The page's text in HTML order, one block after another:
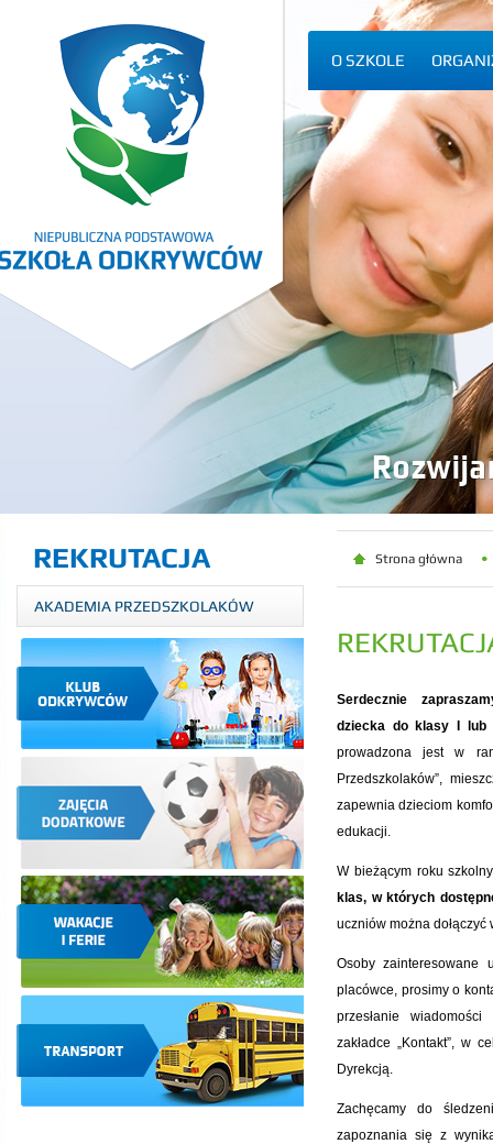
O SZKOLE
REKRUTACJA
AKADEMIA PRZEDSZKOLAKÓW
Strona główna
Serdecznie
dziecka do klasy I lub
prowadzona jest w
Przedszkolaków”,
zapewnia dzieciom
edukacji.
W bieżącym roku
klas, w których
uczniów można
Osoby zainteresowane
placówce, prosimy o
przesłanie
zakładce „Kontakt”, w
Dyrekcją.
Zachęcamy do
zapoznania się z